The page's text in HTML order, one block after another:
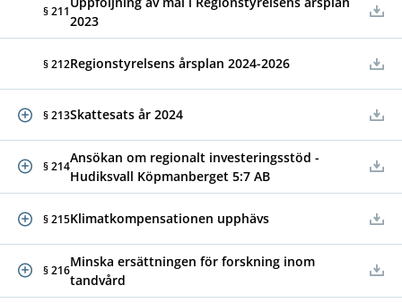
§ 211
2023
§ 212Regionstyrelsens årsplan 2024-2026
§ 213Skattesats år 2024
§ 214
Ansökan om regionalt investeringsstöd -
Hudiksvall Köpmanberget 5:7 AB
§ 215Klimatkompensationen upphävs
§ 216
Minska ersättningen för forskning inom
tandvård